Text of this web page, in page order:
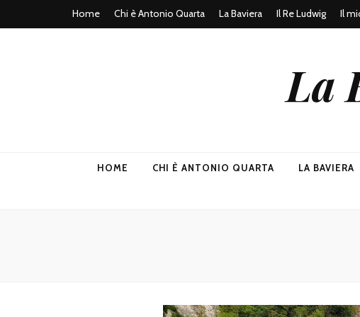
Home Chi è Antonio Quarta La Baviera Il Re Ludwig Il
La
HOME CHI È ANTONIO QUARTA LA BAVIERA